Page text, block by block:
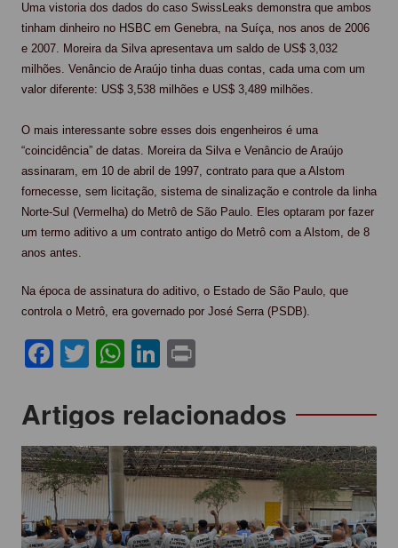
Uma vistoria dos dados do caso SwissLeaks demonstra que ambos
tinham dinheiro no HSBC em Genebra, na Suíça, nos anos de 2006
e 2007. Moreira da Silva apresentava um saldo de US$ 3,032
milhões. Venâncio de Araújo tinha duas contas, cada uma com um
valor diferente: US$ 3,538 milhões e US$ 3,489 milhões.
O mais interessante sobre esses dois engenheiros é uma
“coincidência” de datas. Moreira da Silva e Venâncio de Araújo
assinaram, em 10 de abril de 1997, contrato para que a Alstom
fornecesse, sem licitação, sistema de sinalização e controle da linha
Norte-Sul (Vermelha) do Metrô de São Paulo. Eles optaram por fazer
um termo aditivo a um contrato antigo do Metrô com a Alstom, de 8
anos antes.
Na época de assinatura do aditivo, o Estado de São Paulo, que
controla o Metrô, era governado por José Serra (PSDB).
F
c
e
b
o
o
T
itt
er
W
at
s
A
p
p
Li
k
e
dI
n
Pr
t
Navegação
de
Post
Artigos relacionados